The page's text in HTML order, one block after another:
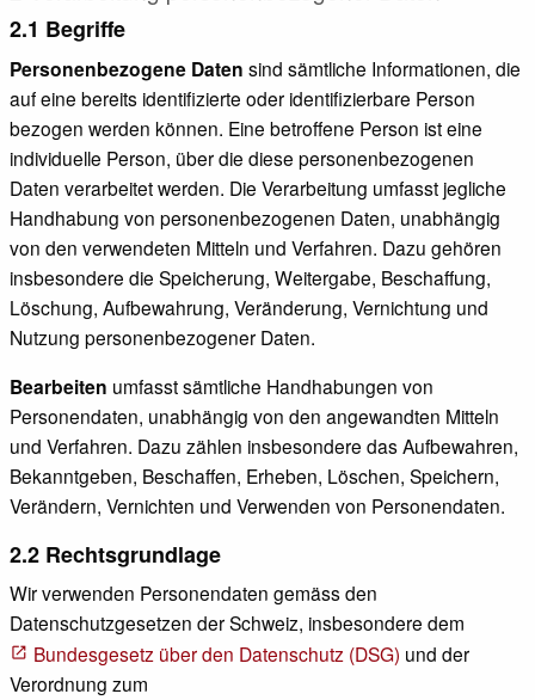
2.1 Begriffe
Personenbezogene Daten sind sämtliche Informationen, die
auf eine bereits identifizierte oder identifizierbare Person
bezogen werden können. Eine betroffene Person ist eine
individuelle Person, über die diese personenbezogenen
Daten verarbeitet werden. Die Verarbeitung umfasst jegliche
Handhabung von personenbezogenen Daten, unabhängig
von den verwendeten Mitteln und Verfahren. Dazu gehören
insbesondere die Speicherung, Weitergabe, Beschaffung,
Löschung, Aufbewahrung, Veränderung, Vernichtung und
Nutzung personenbezogener Daten.
Bearbeiten umfasst sämtliche Handhabungen von
Personendaten, unabhängig von den angewandten Mitteln
und Verfahren. Dazu zählen insbesondere das Aufbewahren,
Bekanntgeben, Beschaffen, Erheben, Löschen, Speichern,
Verändern, Vernichten und Verwenden von Personendaten.
2.2 Rechtsgrundlage
Wir verwenden Personendaten gemäss den
Datenschutzgesetzen der Schweiz, insbesondere dem
Bundesgesetz über den Datenschutz (DSG) und der
Verordnung zum